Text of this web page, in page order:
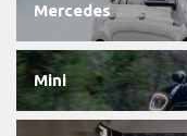
Mercedes
Mini